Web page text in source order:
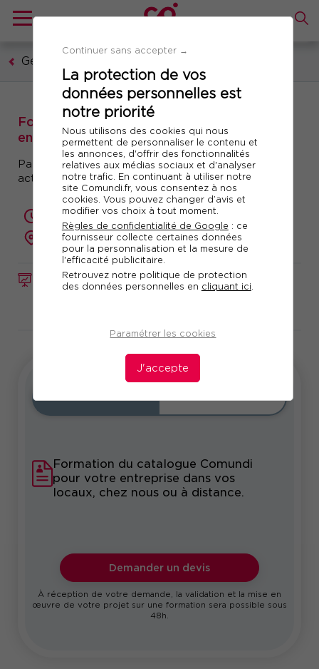
Continuer sans accepter →
La protection de vos
données personnelles est
notre priorité
Nous utilisons des cookies qui nous
permettent de personnaliser le contenu et
les annonces, d'offrir des fonctionnalités
relatives aux médias sociaux et d'analyser
notre trafic. En continuant à utiliser notre
site Comundi.fr, vous consentez à nos
cookies. Vous pouvez changer d’avis et
modifier vos choix à tout moment.
Règles de confidentialité de Google : ce
fournisseur collecte certaines données
pour la personnalisation et la mesure de
l'efficacité publicitaire.
Retrouvez notre politique de protection
des données personnelles en cliquant ici
Paramétrer les cookies
J'accepte
Gestion publique
FORMATION Réf. 11017
Formation : L'essentiel des marchés publics
en 1 jour
Panorama des règles indispensables et
actualisées des marchés publics
1 jour (7 heures)
présentiel ou à distance
Intra Sur-mesure
Formation du catalogue Comundi
pour votre entreprise dans vos
locaux, chez nous ou à distance.
Demander un devis
À réception de votre demande, la validation et la mise en
œuvre de votre projet sur une formation sera possible sous
48h.